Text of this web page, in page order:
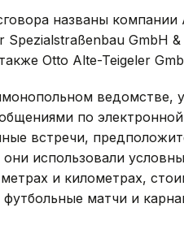
названы
Spezialstraßenbau GmbH
Otto Alte-Teigeler
ведомстве,
по
встречи,
использовали
и километрах,
матчи и